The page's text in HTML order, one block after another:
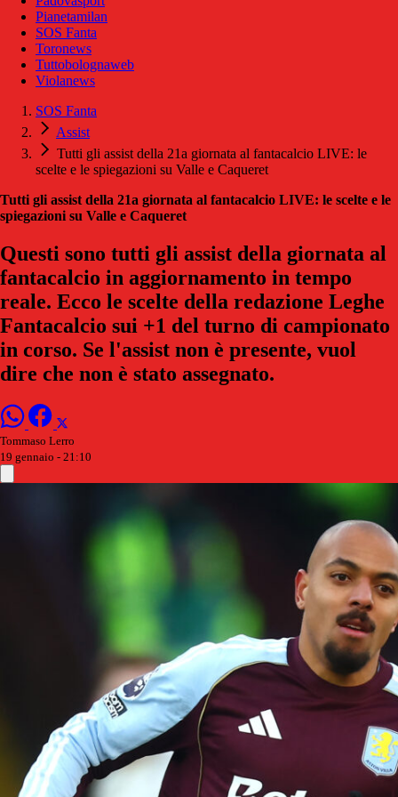
Pianetamilan
SOS Fanta
Toronews
Tuttobolognaweb
Violanews
SOS Fanta
Assist
Tutti gli assist della 21a giornata al fantacalcio LIVE: le
scelte e le spiegazioni su Valle e Caqueret
Tutti gli assist della 21a giornata al fantacalcio LIVE: le scelte e le
spiegazioni su Valle e Caqueret
Questi sono tutti gli assist della giornata al
fantacalcio in aggiornamento in tempo
reale. Ecco le scelte della redazione Leghe
Fantacalcio sui +1 del turno di campionato
in corso. Se l'assist non è presente, vuol
dire che non è stato assegnato.
Tommaso Lerro
19 gennaio - 21:10